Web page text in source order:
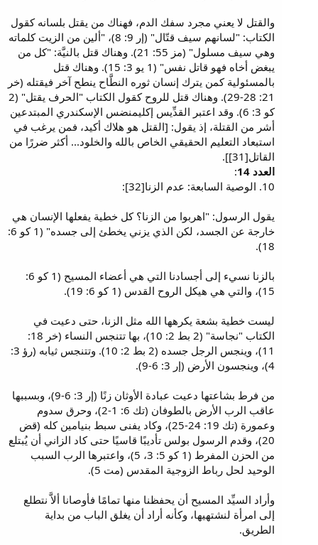
والقتل لا يعني مجرد سفك الدم، فهناك من يقتل بلسانه كقول
الكتاب: "لسانهم سيف قتّال" (إر 9: 8)، "ألين من الزيت كلماته
وهي سيف مسلول" (مز 55: 21). وهناك قتل بالنيَّة: "كل من
يبغض أخاه فهو قاتل نفس" (1 يو 3: 15). وهناك قتل
بالمسئولية كمن يترك إنسان ثوره النطَّاح ينطح آخر فيقتله (خر
21: 28-29). وهناك قتل للروح كقول الكتاب "الحرف يقتل" (2
كو 3: 6). وقد اعتبر القدِّيس إكليمنضس الإسكندري المبتدعين
أشر من القتلة، إذ يقول: [القتل هو هلاك أكيد، فمن يرغب في
استبعاد التعليم الحقيقي الخاص بالله والخلود... أكثر ضررًا من
القاتل[31]].
العدد 14
:
10. الوصية السابعة: عدم الزنا[32]:
يقول الرسول: "اهربوا من الزنا؟ كل خطية يفعلها الإنسان هي
خارجة عن الجسد، لكن الذي يزني يخطئ إلى جسده" (1 كو 6:
18).
بالزنا نسيء إلى أجسادنا التي هي أعضاء المسيح (1 كو 6:
15)، والتي هي هيكل الروح القدس (1 كو 6: 19).
ليست خطية بشعة يكرهها الله مثل الزنا، حتى دعيت في
الكتاب "نجاسة" (2 بط 2: 10)، بها تتنجس النساء (خر 18:
11)، وينجس الرجل جسده (2 بط 2: 10). وتتنجس ثيابه (رؤ 3:
4)، وينجسون الأرض (إر 3: 6-9).
من فرط بشاعتها دعيت عبادة الأوثان زنًا (إر 3: 6-9)، وبسببها
عاقب الرب الأرض بالطوفان (تك 6: 1-2)، وحرق سدوم
وعمورة (تك 19: 24-25)، وكاد يفنى سبط بنيامين كله (قض
20)، وقدم الرسول بولس تأديبًا قاسيًا حتى كاد الزاني أن يُبتلع
من الحزن المفرط (1 كو 5: 3، 5)، واعتبرها الرب السبب
الوحيد لحل رباط الزوجية المقدس (مت 5).
وأراد السيِّد المسيح أن يحفظنا منها تمامًا فأوصانا ألاَّ نتطلع
إلى امرأة لنشتهيها، وكأنه أراد أن يغلق الباب من بداية
الطريق.